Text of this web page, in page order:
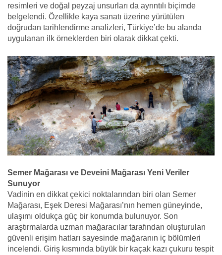
resimleri ve doğal peyzaj unsurları da ayrıntılı biçimde
belgelendi. Özellikle kaya sanatı üzerine yürütülen
doğrudan tarihlendirme analizleri, Türkiye’de bu alanda
uygulanan ilk örneklerden biri olarak dikkat çekti.
Semer Mağarası ve Deveini Mağarası Yeni Veriler
Sunuyor
Vadinin en dikkat çekici noktalarından biri olan Semer
Mağarası, Eşek Deresi Mağarası’nın hemen güneyinde,
ulaşımı oldukça güç bir konumda bulunuyor. Son
araştırmalarda uzman mağaracılar tarafından oluşturulan
güvenli erişim hatları sayesinde mağaranın iç bölümleri
incelendi. Giriş kısmında büyük bir kaçak kazı çukuru tespit